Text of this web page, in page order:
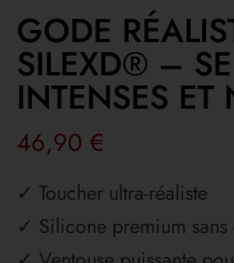
GODE
SILEXD® –
INTENSES ET
46,90 €
✓ Toucher ultra-réaliste
✓ Silicone premium sans